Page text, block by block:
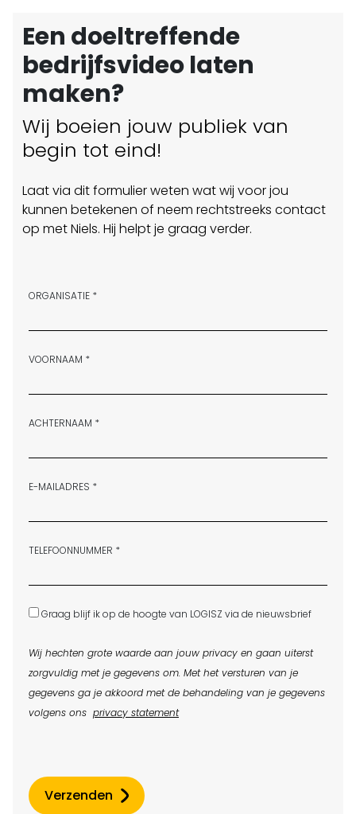
Een doeltreffende
bedrijfsvideo laten
maken?
Wij boeien jouw publiek van
begin tot eind!
Laat via dit formulier weten wat wij voor jou
kunnen betekenen of neem rechtstreeks contact
op met Niels. Hij helpt je graag verder.
ORGANISATIE *
VOORNAAM *
ACHTERNAAM *
E-MAILADRES *
TELEFOONNUMMER *
Graag blijf ik op de hoogte van LOGISZ via de nieuwsbrief
Wij hechten grote waarde aan jouw privacy en gaan uiterst
zorgvuldig met je gegevens om. Met het versturen van je
gegevens ga je akkoord met de behandeling van je gegevens
volgens ons privacy statement
Verzenden